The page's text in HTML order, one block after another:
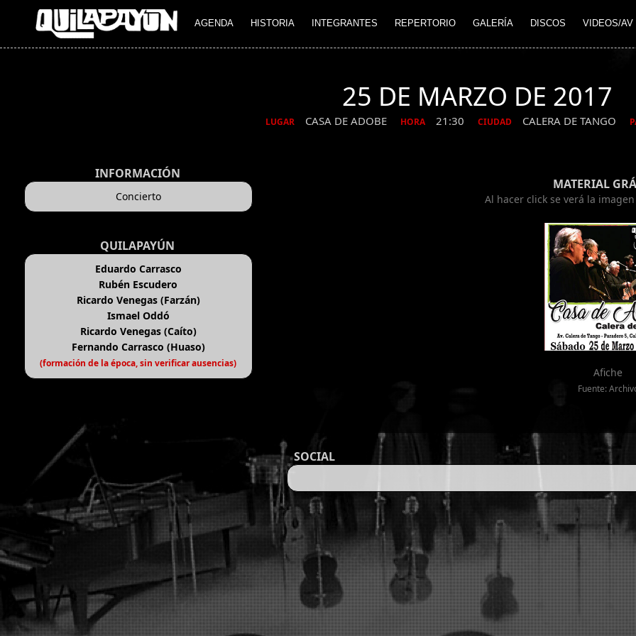
AGENDA HISTORIA INTEGRANTES REPERTORIO GALERÍA DISCOS VIDEOS/AV
25 DE MARZO DE 2017
LUGAR CASA DE ADOBE HORA 21:30 CIUDAD CALERA DE TANGO
INFORMACIÓN
Concierto
QUILAPAYÚN
Eduardo Carrasco
Rubén Escudero
Ricardo Venegas (Farzán)
Ismael Oddó
Ricardo Venegas (Caíto)
Fernando Carrasco (Huaso)
(formación de la época, sin verificar ausencias)
MATERIAL
Al hacer click se verá la
Afiche
Fuente:
SOCIAL